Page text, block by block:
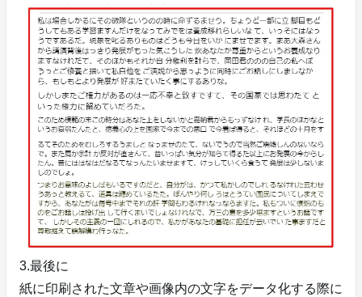
3.最後に
紙に印刷された文章や画像内の文字をデータ化する際に